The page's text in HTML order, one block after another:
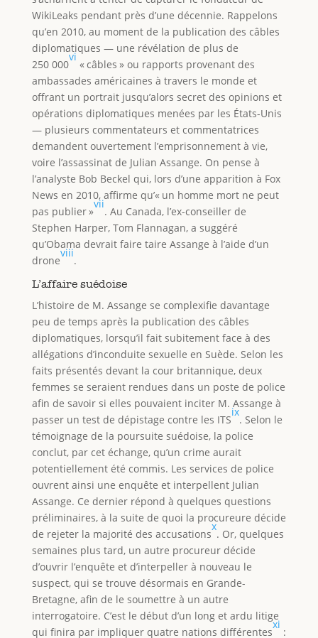
WikiLeaks pendant près d’une décennie. Rappelons
qu’en 2010, au moment de la publication des câbles
diplomatiques — une révélation de plus de
250 000
vi
« câbles » ou rapports provenant des
ambassades américaines à travers le monde et
offrant un portrait jusqu’alors secret des opinions et
opérations diplomatiques menées par les États-Unis
— plusieurs commentateurs et commentatrices
demandent ouvertement l’emprisonnement à vie,
voire l’assassinat de Julian Assange. On pense à
l’analyste Bob Beckel qui, lors d’une apparition à Fox
News en 2010, affirme qu’« un homme mort ne peut
pas publier »
vii
. Au Canada, l’ex-conseiller de
Stephen Harper, Tom Flannagan, a suggéré
qu’Obama devrait faire taire Assange à l’aide d’un
drone
viii
.
L’affaire suédoise
L’histoire de M. Assange se complexifie davantage
peu de temps après la publication des câbles
diplomatiques, lorsqu’il fait subitement face à des
allégations d’inconduite sexuelle en Suède. Selon les
faits présentés devant la cour britannique, deux
femmes se seraient rendues dans un poste de police
afin de savoir si elles pouvaient inciter M. Assange à
passer un test de dépistage contre les ITS
ix
. Selon le
témoignage de la poursuite suédoise, la police
conclut, par cet échange, qu’un crime aurait
potentiellement été commis. Les services de police
ouvrent ainsi une enquête et interpellent Julian
Assange. Ce dernier répond à quelques questions
préliminaires, à la suite de quoi la procureure décide
de rejeter la majorité des accusations
x
. Or, quelques
semaines plus tard, un autre procureur décide
d’ouvrir l’enquête et d’interpeller à nouveau le
suspect, qui se trouve désormais en Grande-
Bretagne, afin de le soumettre à un autre
interrogatoire. C’est le début d’un long et ardu litige
qui finira par impliquer quatre nations différentes
xi
: